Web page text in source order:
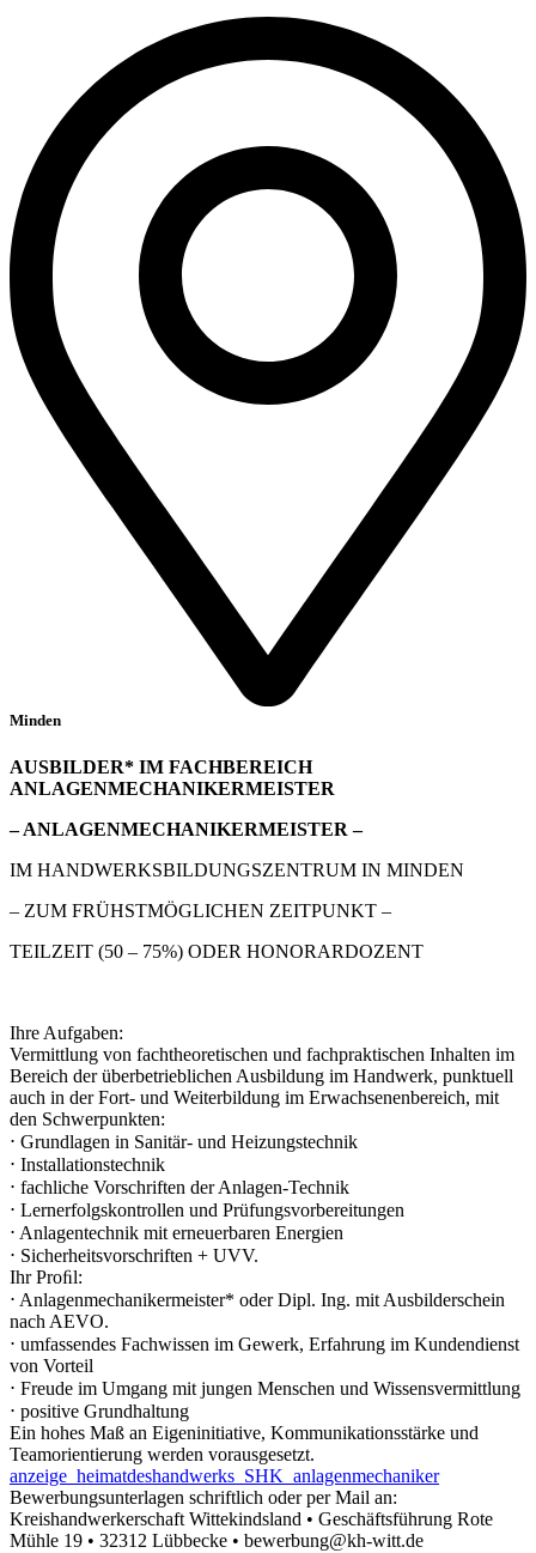
Minden
AUSBILDER* IM FACHBEREICH
ANLAGENMECHANIKERMEISTER
– ANLAGENMECHANIKERMEISTER –
IM HANDWERKSBILDUNGSZENTRUM IN MINDEN
– ZUM FRÜHSTMÖGLICHEN ZEITPUNKT –
TEILZEIT (50 – 75%) ODER HONORARDOZENT
Ihre Aufgaben:
Vermittlung von fachtheoretischen und fachpraktischen Inhalten im
Bereich der überbetrieblichen Ausbildung im Handwerk, punktuell
auch in der Fort- und Weiterbildung im Erwachsenenbereich, mit
den Schwerpunkten:
⋅ Grundlagen in Sanitär- und Heizungstechnik
⋅ Installationstechnik
⋅ fachliche Vorschriften der Anlagen-Technik
⋅ Lernerfolgskontrollen und Prüfungsvorbereitungen
⋅ Anlagentechnik mit erneuerbaren Energien
⋅ Sicherheitsvorschriften + UVV.
Ihr Proﬁl:
⋅ Anlagenmechanikermeister* oder Dipl. Ing. mit Ausbilderschein
nach AEVO.
⋅ umfassendes Fachwissen im Gewerk, Erfahrung im Kundendienst
von Vorteil
⋅ Freude im Umgang mit jungen Menschen und Wissensvermittlung
⋅ positive Grundhaltung
Ein hohes Maß an Eigeninitiative, Kommunikationsstärke und
Teamorientierung werden vorausgesetzt.
anzeige_heimatdeshandwerks_SHK_anlagenmechaniker
Bewerbungsunterlagen schriftlich oder per Mail an:
Kreishandwerkerschaft Wittekindsland • Geschäftsführung Rote
Mühle 19 • 32312 Lübbecke • bewerbung@kh-witt.de